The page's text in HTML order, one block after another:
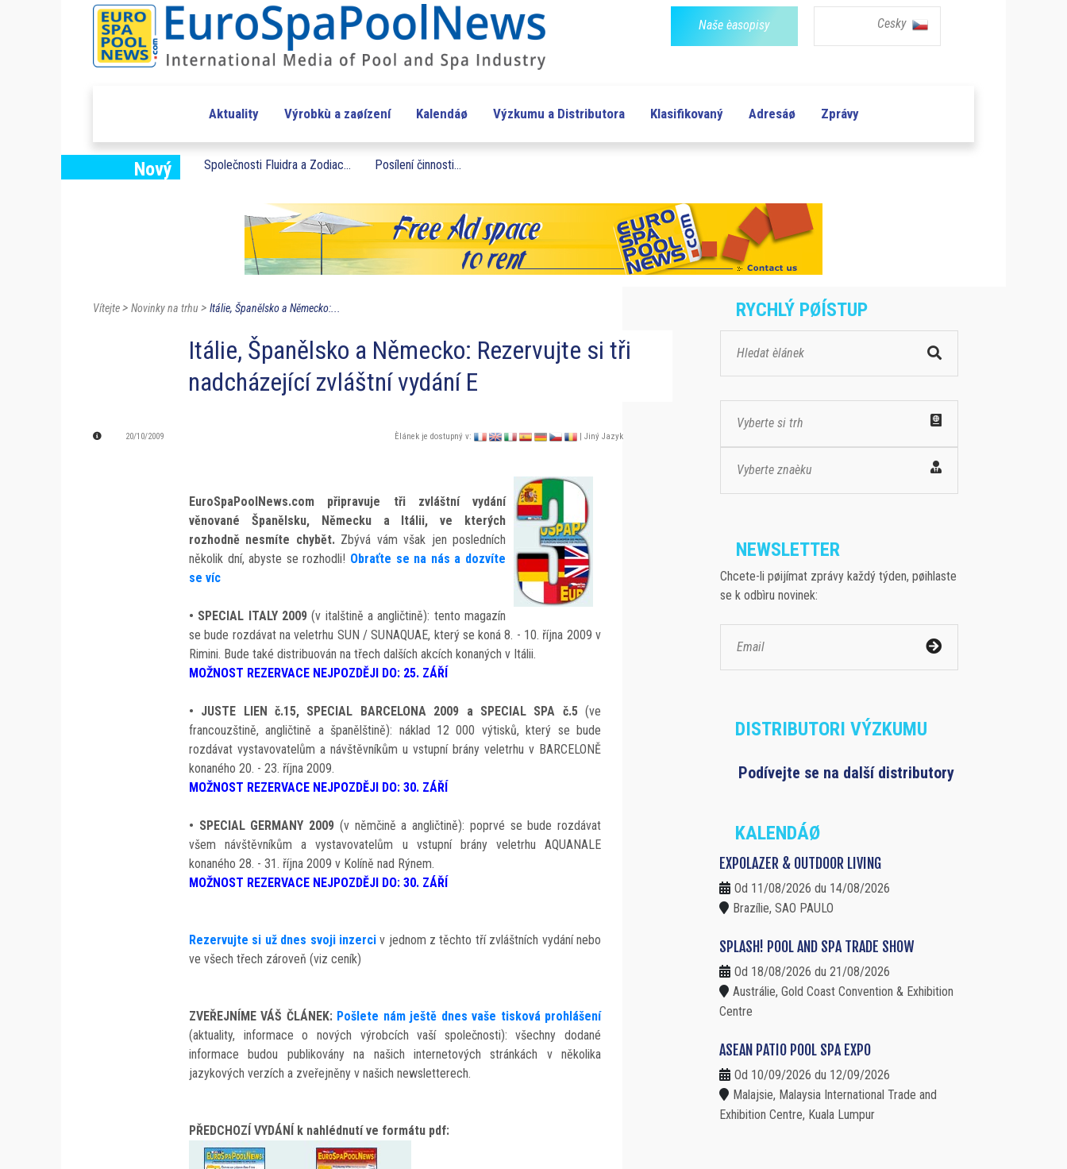
Naše èasopisy Cesky
Aktuality Výrobkù a zaøízení Kalendáø Výzkumu a Distributora Klasifikovaný Adresáø Zprávy
Nový Společnosti Fluidra a Zodiac... Posílení činnosti...
Vítejte> Novinky na trhu> Itálie, Španělsko a Německo:...
Itálie, Španělsko a Německo: Rezervujte si tři
nadcházející zvláštní vydání E
20/10/2009 Èlánek je dostupný v: | Jiný Jazyk
EuroSpaPoolNews.com připravuje tři zvláštní vydání
věnované Španělsku, Německu a Itálii, ve kterých
rozhodně nesmíte chybět. Zbývá vám však jen posledních
několik dní, abyste se rozhodli! Obraťte se na nás a dozvíte
se víc
• SPECIAL ITALY 2009 (v italštině a angličtině): tento magazín
se bude rozdávat na veletrhu SUN / SUNAQUAE, který se koná 8. - 10. října 2009 v
Rimini. Bude také distribuován na třech dalších akcích konaných v Itálii.
MOŽNOST REZERVACE NEJPOZDĚJI DO: 25. ZÁŘÍ
• JUSTE LIEN č.15, SPECIAL BARCELONA 2009 a SPECIAL SPA č.5(ve
francouzštině, angličtině a španělštině): náklad 12 000 výtisků, který se bude
rozdávat vystavovatelům a návštěvníkům u vstupní brány veletrhu v BARCELONĚ
konaného 20. - 23. října 2009.
MOŽNOST REZERVACE NEJPOZDĚJI DO: 30. ZÁŘÍ
• SPECIAL GERMANY 2009 (v němčině a angličtině): poprvé se bude rozdávat
všem návštěvníkům a vystavovatelům u vstupní brány veletrhu AQUANALE
konaného 28. - 31. října 2009 v Kolíně nad Rýnem.
MOŽNOST REZERVACE NEJPOZDĚJI DO: 30. ZÁŘÍ
Rezervujte si už dnes svoji inzerciv jednom z těchto tří zvláštních vydání nebo
ve všech třech zároveň (viz ceník)
ZVEŘEJNÍME VÁŠ ČLÁNEK: Pošlete nám ještě dnes vaše tisková prohlášení
(aktuality, informace o nových výrobcích vaší společnosti): všechny dodané
informace budou publikovány na našich internetových stránkách v několika
jazykových verzích a zveřejněny v našich newsletterech.
PŘEDCHOZÍ VYDÁNÍ k nahlédnutí ve formátu pdf:
RYCHLÝ PØÍSTUP
Vyberte si trh
Vyberte znaèku
NEWSLETTER
Chcete-li pøijímat zprávy každý týden, pøihlaste
se k odbìru novinek:
DISTRIBUTORI VÝZKUMU
Podívejte se na další distributory
KALENDÁØ
EXPOLAZER & OUTDOOR LIVING
Od 11/08/2026 du 14/08/2026
Brazílie, SAO PAULO
SPLASH! POOL AND SPA TRADE SHOW
Od 18/08/2026 du 21/08/2026
Austrálie, Gold Coast Convention & Exhibition
Centre
ASEAN PATIO POOL SPA EXPO
Od 10/09/2026 du 12/09/2026
Malajsie, Malaysia International Trade and
Exhibition Centre, Kuala Lumpur